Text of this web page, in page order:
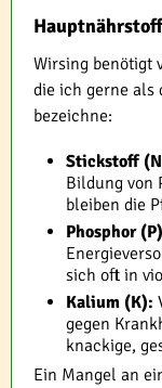
Wirsing benötigt
die ich gerne als
bezeichne:
Stickstoff
Bildung von
bleiben die
Phosphor
sich oft in
Kalium (K):
gegen
knackige,
Ein Mangel an